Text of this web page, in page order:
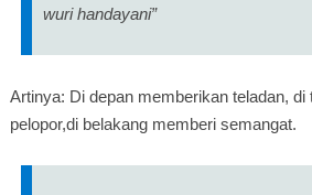
wuri handayani”
Artinya: Di depan memberikan teladan, di
pelopor,di belakang memberi semangat.